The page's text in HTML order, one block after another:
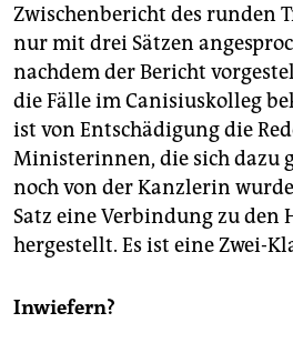
Zwischenbericht des runden
nur mit drei Sätzen
nachdem der Bericht
die Fälle im Canisiuskolleg
ist von Entschädigung die
Ministerinnen, die sich dazu
noch von der Kanzlerin
Satz eine Verbindung zu den
hergestellt. Es ist eine Zwei-
Inwiefern?